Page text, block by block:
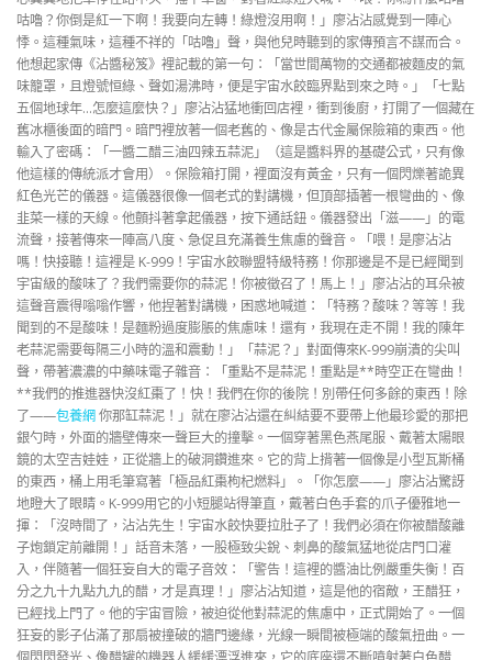
咕嚕？你倒是紅一下啊！我要向左轉！綠燈沒用啊！」廖沾沾感覺到一陣心
悸。這種氣味，這種不祥的「咕嚕」聲，與他兒時聽到的家傳預言不謀而合。
他想起家傳《沾醬秘笈》裡記載的第一句：「當世間萬物的交通都被麵皮的氣
味籠罩，且燈號恒綠、聲如湯沸時，便是宇宙水餃臨界點到來之時。」「七點
五個地球年…怎麼這麼快？」廖沾沾猛地衝回店裡，衝到後廚，打開了一個藏在
舊冰櫃後面的暗門。暗門裡放著一個老舊的、像是古代金屬保險箱的東西。他
輸入了密碼：「一醬二醋三油四辣五蒜泥」（這是醬料界的基礎公式，只有像
他這樣的傳統派才會用）。保險箱打開，裡面沒有黃金，只有一個閃爍著詭異
紅色光芒的儀器。這儀器很像一個老式的對講機，但頂部插著一根彎曲的、像
韭菜一樣的天線。他顫抖著拿起儀器，按下通話鈕。儀器發出「滋——」的電
流聲，接著傳來一陣高八度、急促且充滿養生焦慮的聲音。「喂！是廖沾沾
嗎！快接聽！這裡是 K-999！宇宙水餃聯盟特級特務！你那邊是不是已經聞到
宇宙級的酸味了？我們需要你的蒜泥！你被徵召了！馬上！」廖沾沾的耳朵被
這聲音震得嗡嗡作響，他捏著對講機，困惑地喊道：「特務？酸味？等等！我
聞到的不是酸味！是麵粉過度膨脹的焦慮味！還有，我現在走不開！我的陳年
老蒜泥需要每隔三小時的溫和震動！」「蒜泥？」對面傳來K-999崩潰的尖叫
聲，帶著濃濃的中藥味電子雜音：「重點不是蒜泥！重點是**時空正在彎曲！
**我們的推進器快沒紅棗了！快！我們在你的後院！別帶任何多餘的東西！除
了——包養網你那缸蒜泥！」就在廖沾沾還在糾結要不要帶上他最珍愛的那把
銀勺時，外面的牆壁傳來一聲巨大的撞擊。一個穿著黑色燕尾服、戴著太陽眼
鏡的太空吉娃娃，正從牆上的破洞鑽進來。它的背上揹著一個像是小型瓦斯桶
的東西，桶上用毛筆寫著「極品紅棗枸杞燃料」。「你怎麼——」廖沾沾驚訝
地瞪大了眼睛。K-999用它的小短腿站得筆直，戴著白色手套的爪子優雅地一
揮：「沒時間了，沾沾先生！宇宙水餃快要拉肚子了！我們必須在你被醋酸離
子炮鎖定前離開！」話音未落，一股極致尖銳、刺鼻的酸氣猛地從店門口灌
入，伴隨著一個狂妄自大的電子音效：「警告！這裡的醬油比例嚴重失衡！百
分之九十九點九九的醋，才是真理！」廖沾沾知道，這是他的宿敵，王醋狂，
已經找上門了。他的宇宙冒險，被迫從他對蒜泥的焦慮中，正式開始了。一個
狂妄的影子佔滿了那扇被撞破的牆門邊緣，光線一瞬間被極端的酸氣扭曲。一